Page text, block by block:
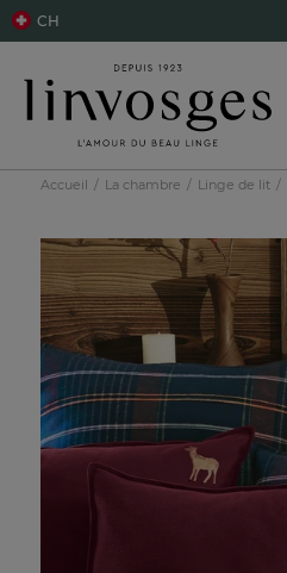
CH
Accueil La chambre Linge de lit